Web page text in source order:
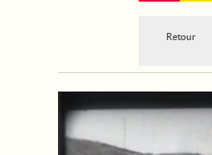
Retour